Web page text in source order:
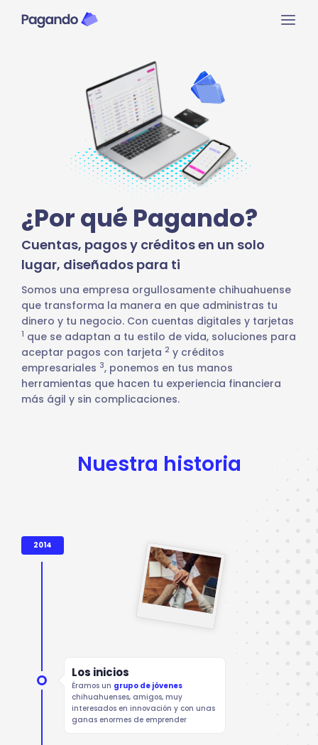
¿Por qué Pagando?
Cuentas, pagos y créditos en un solo
lugar, diseñados para ti
Somos una empresa orgullosamente chihuahuense
que transforma la manera en que administras tu
dinero y tu negocio. Con cuentas digitales y tarjetas
1 que se adaptan a tu estilo de vida, soluciones para
aceptar pagos con tarjeta 2 y créditos
empresariales 3, ponemos en tus manos
herramientas que hacen tu experiencia financiera
más ágil y sin complicaciones.
Nuestra historia
2014
Los inicios
Éramos un grupo de jóvenes
chihuahuenses, amigos, muy
interesados en innovación y con unas
ganas enormes de emprender